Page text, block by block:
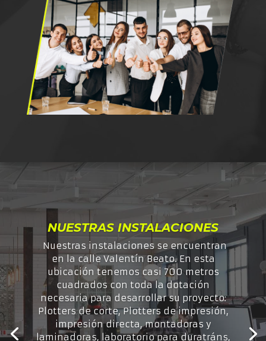
NUESTRAS INSTALACIONES
Nuestras instalaciones se encuentran
en la calle Valentín Beato. En esta
ubicación tenemos casi 700 metros
cuadrados con toda la dotación
necesaria para desarrollar su proyecto:
Plotters de corte, Plotters de impresión,
impresión directa, montadoras y
laminadoras, laboratorio para duratráns,